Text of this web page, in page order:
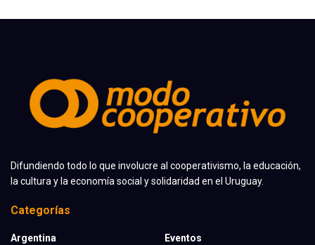
Difundiendo todo lo que involucre al cooperativismo, la educación,
la cultura y la economía social y solidaridad en el Uruguay.
Categorías
Argentina
Eventos